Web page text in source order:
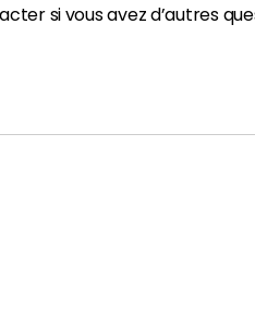
si vous avez d’autres